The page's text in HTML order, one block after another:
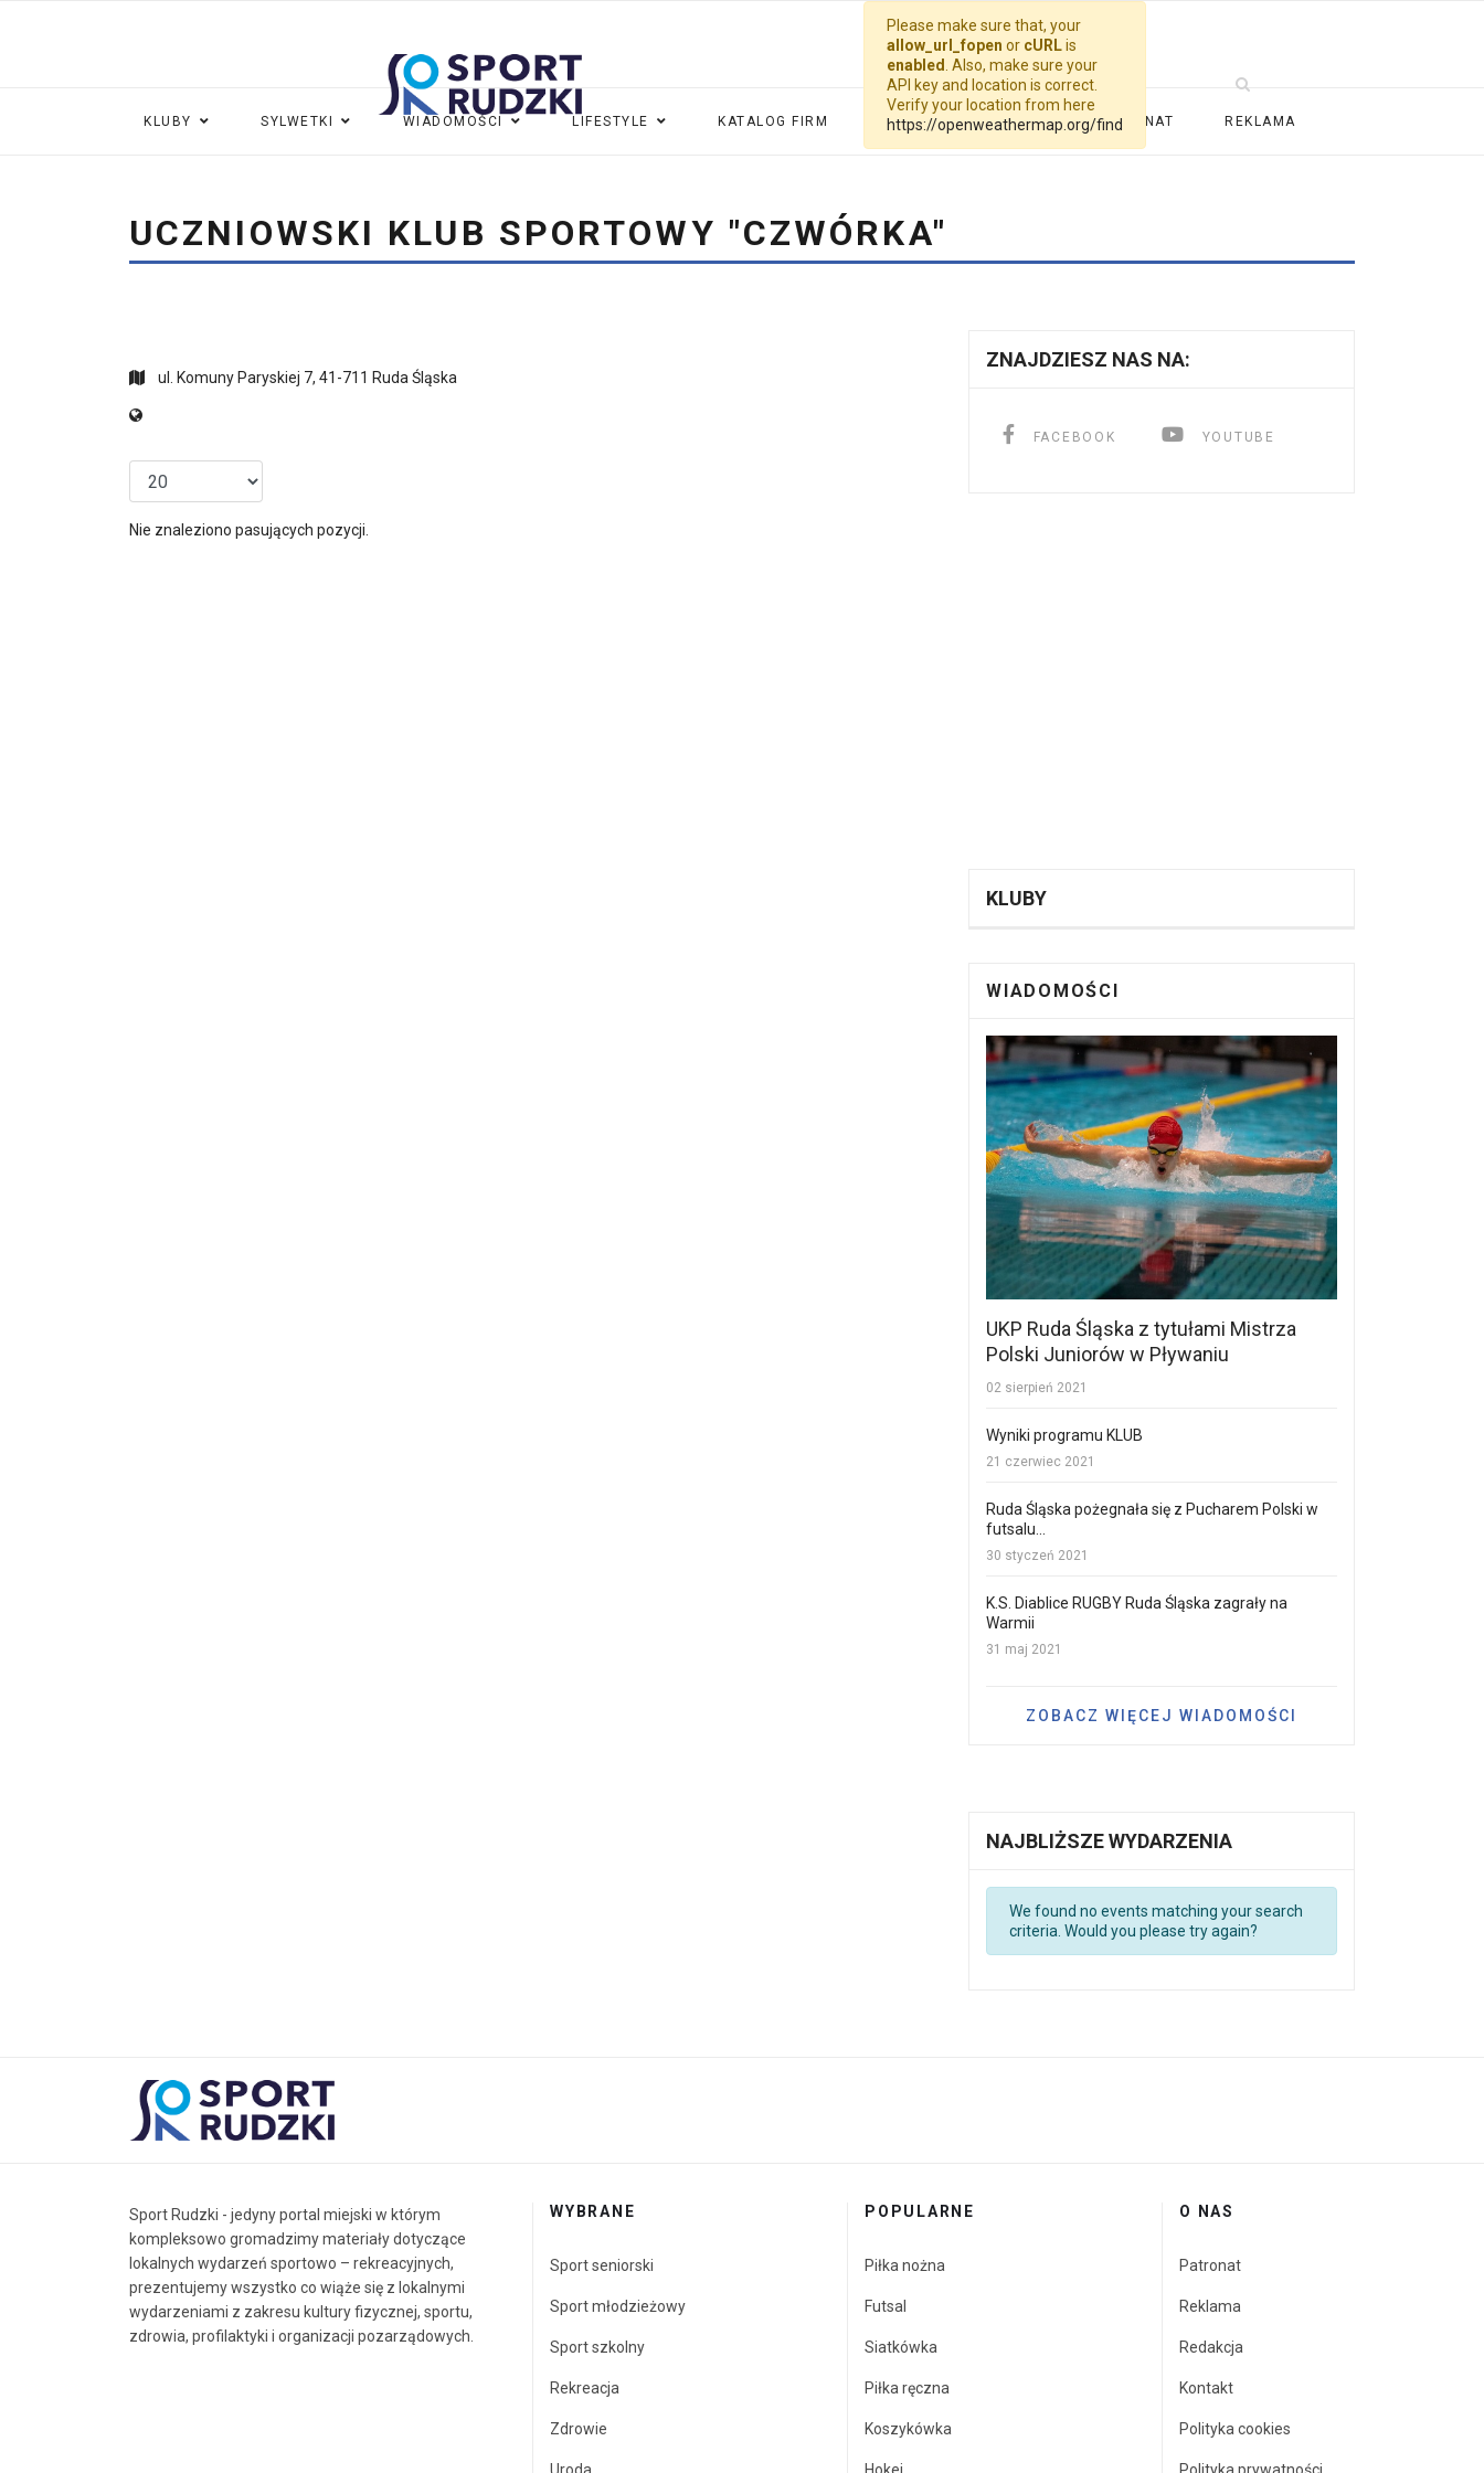
Please make sure that, your
allow_url_fopen or cURLis
enabled . Also, make sure your
API key and location is correct.
Verify your location from here
https://openweathermap.org/find
KLUBY SYLWETKI WIADOMOŚCI LIFESTYLE KATALOG FIRM WIDEO GALERIA PATRONAT REKLAMA
UCZNIOWSKI KLUB SPORTOWY "CZWÓRKA"
ul. Komuny Paryskiej 7, 41-711 Ruda Śląska
Nie znaleziono pasujących pozycji.
ZNAJDZIESZ NAS NA:
FACEBOOK YOUTUBE
KLUBY
WIADOMOŚCI
UKP Ruda Śląska z tytułami Mistrza
Polski Juniorów w Pływaniu
02 sierpień 2021
Wyniki programu KLUB
21 czerwiec 2021
Ruda Śląska pożegnała się z Pucharem Polski w
futsalu...
30 styczeń 2021
K.S. Diablice RUGBY Ruda Śląska zagrały na
Warmii
31 maj 2021
ZOBACZ WIĘCEJ WIADOMOŚCI
NAJBLIŻSZE WYDARZENIA
We found no events matching your search
criteria. Would you please try again?
Sport Rudzki - jedyny portal miejski w którym
kompleksowo gromadzimy materiały dotyczące
lokalnych wydarzeń sportowo – rekreacyjnych,
prezentujemy wszystko co wiąże się z lokalnymi
wydarzeniami z zakresu kultury fizycznej, sportu,
zdrowia, profilaktyki i organizacji pozarządowych.
WYBRANE
Sport seniorski
Sport młodzieżowy
Sport szkolny
Rekreacja
Zdrowie
Uroda
POPULARNE
Piłka nożna
Futsal
Siatkówka
Piłka ręczna
Koszykówka
Hokej
O NAS
Patronat
Reklama
Redakcja
Kontakt
Polityka cookies
Polityka prywatności